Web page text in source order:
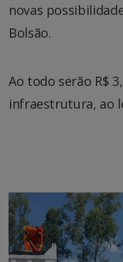
novas
Bolsão.
Ao todo serão R$
infraestrutura, ao